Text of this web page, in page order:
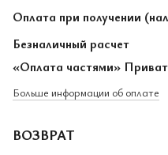
Оплата при получении
Безналичный расчет
«Оплата частями»
Больше информации об оплате
ВОЗВРАТ